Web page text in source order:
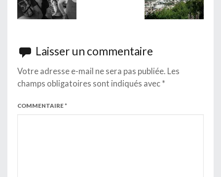
Laisser un commentaire
Votre adresse e-mail ne sera pas publiée. Les
champs obligatoires sont indiqués avec *
COMMENTAIRE*